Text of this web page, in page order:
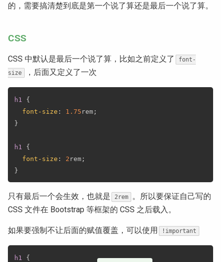
的，需要搞清楚到底是第一个说了算还是最后一个说了算。
CSS
CSS 中默认是最后一个说了算，比如之前定义了
font-
size
，后面又定义了一次
h1
{
font-size : 1.75 rem;
}
h1
{
font-size : 2 rem;
}
只有最后一个会生效，也就是 2rem
。所以要保证自己写的
CSS 文件在 Bootstrap 等框架的 CSS 之后载入。
如果要强制不让后面的赋值覆盖，可以使用 !important
h1
{